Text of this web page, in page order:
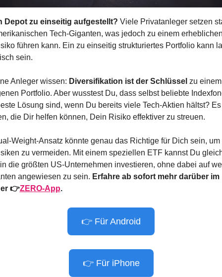
Depot zu einseitig aufgestellt? Viele Privatanleger setzen
Tech-Giganten, was jedoch zu einem
führen kann. Ein zu einseitig strukturiertes Portfolio kann
sein.
Anleger wissen: Diversifikation ist der Schlüssel zu einem
Portfolio. Aber wusstest Du, dass selbst beliebte
Lösung sind, wenn Du bereits viele Tech-Aktien hältst?
die Dir helfen können, Dein Risiko effektiver zu streuen.
Weight-Ansatz könnte genau das Richtige für Dich sein, um
zu vermeiden. Mit einem speziellen ETF kannst Du
die größten US-Unternehmen investieren, ohne dabei auf
angewiesen zu sein. Erfahre ab sofort mehr darüber im
👉ZERO-App.
👉 Für Android
👉 Für iPhone